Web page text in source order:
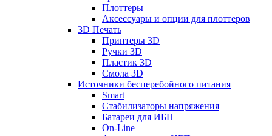
Плоттеры
Аксессуары и опции для плоттеров
3D Печать
Принтеры 3D
Ручки 3D
Пластик 3D
Смола 3D
Источники бесперебойного питания
Smart
Стабилизаторы напряжения
Батареи для ИБП
On-Line